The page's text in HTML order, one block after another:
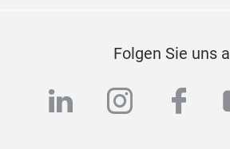
Folgen Sie uns
linkedin